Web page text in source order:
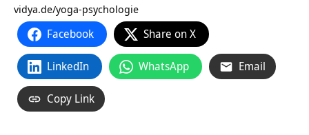
vidya.de/yoga-psychologie
Facebook Share on X
LinkedIn WhatsApp Email
Copy Link